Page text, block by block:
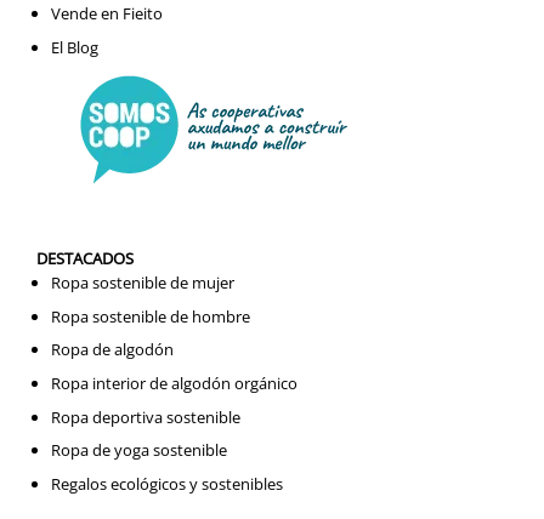
Vende en Fieito
El Blog
DESTACADOS
Ropa sostenible de mujer
Ropa sostenible de hombre
Ropa de algodón
Ropa interior de algodón orgánico
Ropa deportiva sostenible
Ropa de yoga sostenible
Regalos ecológicos y sostenibles